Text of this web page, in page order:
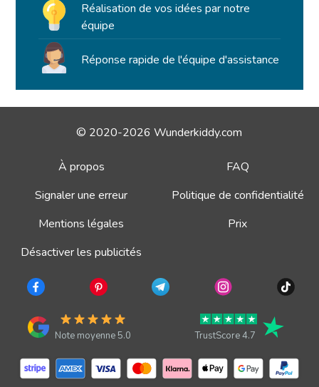
Réalisation de vos idées par notre
équipe
Réponse rapide de l'équipe d'assistance
© 2020-2026 Wunderkiddy.com
À propos
FAQ
Signaler une erreur
Politique de confidentialité
Mentions légales
Prix
Désactiver les publicités
Note moyenne 5.0 TrustScore 4.7